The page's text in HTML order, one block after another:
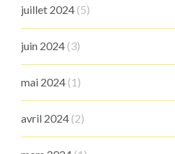
juillet 2024 (5)
juin 2024 (3)
mai 2024 (1)
avril 2024 (2)